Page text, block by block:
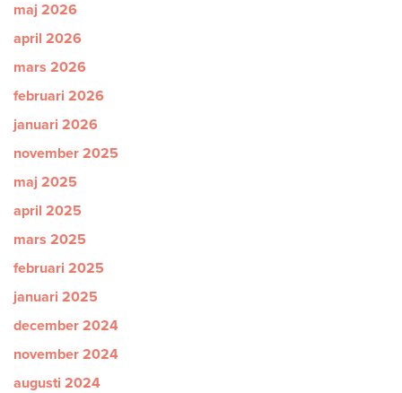
maj 2026
april 2026
mars 2026
februari 2026
januari 2026
november 2025
maj 2025
april 2025
mars 2025
februari 2025
januari 2025
december 2024
november 2024
augusti 2024